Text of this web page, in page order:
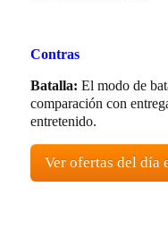
Contras
Batalla: El modo de
comparación con
entretenido.
Ver ofertas del día